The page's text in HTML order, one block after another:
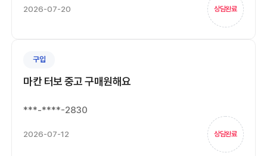
2026-07-20 상담완료
구입
마칸 터보 중고 구매원해요
***-****-2830
2026-07-12 상담완료